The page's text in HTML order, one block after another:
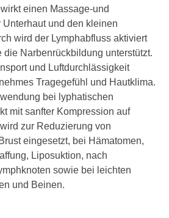
einen Massage-und
Unterhaut und den kleinen
wird der Lymphabfluss aktiviert
die Narbenrückbildung unterstützt.
und Luftdurchlässigkeit
Tragegefühl und Hautklima.
bei lyphatischen
mit sanfter Kompression auf
zur Reduzierung von
eingesetzt, bei Hämatomen,
Liposuktion, nach
sowie bei leichten
und Beinen.